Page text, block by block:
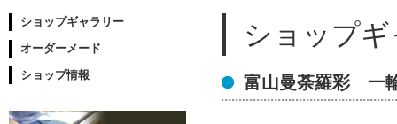
ショップ
富山曼荼羅彩 一
ショップギャラリー
オーダーメード
ショップ情報